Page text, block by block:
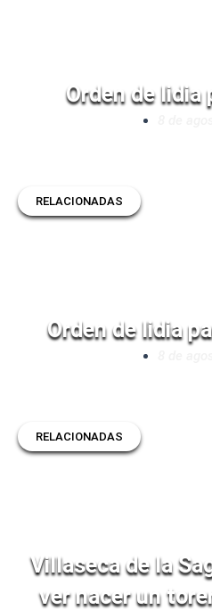
Orden de lidia
RELACIONADAS
Orden de lidia
RELACIONADAS
Villaseca de la
ver nacer un